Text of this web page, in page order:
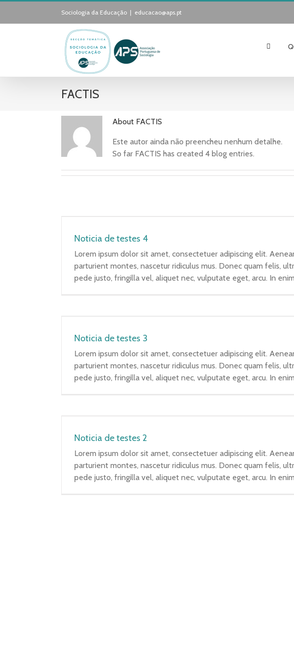
Sociologia da Educação | educacao@aps.pt
FACTIS
About FACTIS
Este autor ainda não preencheu nenhum detalhe.
So far FACTIS has created 4 blog entries.
Noticia de testes 4
Lorem ipsum dolor sit amet, consectetuer adipiscing elit.
parturient montes, nascetur ridiculus mus. Donec quam felis,
pede justo, fringilla vel, aliquet nec, vulputate eget, arcu. In
Noticia de testes 3
Lorem ipsum dolor sit amet, consectetuer adipiscing elit.
parturient montes, nascetur ridiculus mus. Donec quam felis,
pede justo, fringilla vel, aliquet nec, vulputate eget, arcu. In
Noticia de testes 2
Lorem ipsum dolor sit amet, consectetuer adipiscing elit.
parturient montes, nascetur ridiculus mus. Donec quam felis,
pede justo, fringilla vel, aliquet nec, vulputate eget, arcu. In